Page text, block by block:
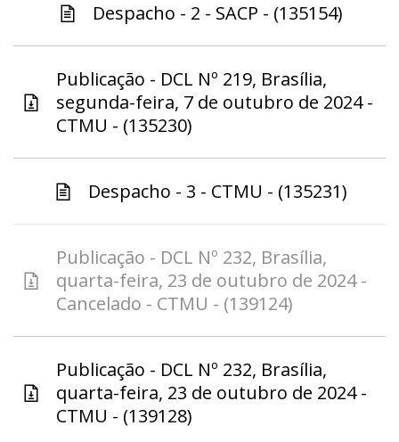
Despacho - 2 - SACP - (135154)
Publicação - DCL Nº 219, Brasília,
segunda-feira, 7 de outubro de 2024 -
CTMU - (135230)
Despacho - 3 - CTMU - (135231)
Publicação - DCL Nº 232, Brasília,
quarta-feira, 23 de outubro de 2024 -
Cancelado - CTMU - (139124)
Publicação - DCL Nº 232, Brasília,
quarta-feira, 23 de outubro de 2024 -
CTMU - (139128)